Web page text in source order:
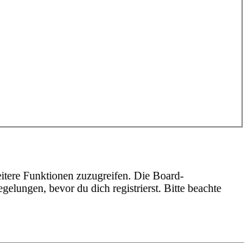
Funktionen zuzugreifen. Die Board-
bevor du dich registrierst. Bitte beachte